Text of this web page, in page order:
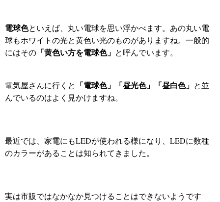
電球色といえば、丸い電球を思い浮かべます。あの丸い電
球もホワイトの光と黄色い光のものがありますね。一般的
にはその 「黄色い方を電球色」 と呼んでいます。
電気屋さんに行くと 「電球色」「昼光色」「昼白色」 と並
んでいるのはよく見かけますね。
最近では、家電にもLEDが使われる様になり、LEDに数種
のカラーがあることは知られてきました。
実は市販ではなかなか見つけることはできないようです